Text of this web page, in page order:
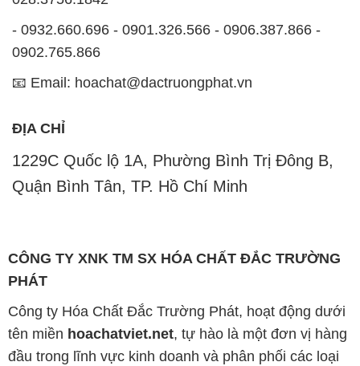
- 0932.660.696 - 0901.326.566 - 0906.387.866 -
0902.765.866
📧 Email: hoachat@dactruongphat.vn
ĐỊA CHỈ
1229C Quốc lộ 1A, Phường Bình Trị Đông B,
Quận Bình Tân, TP. Hồ Chí Minh
CÔNG TY XNK TM SX HÓA CHẤT ĐẮC TRƯỜNG
PHÁT
Công ty Hóa Chất Đắc Trường Phát, hoạt động dưới
tên miền hoachatviet.net, tự hào là một đơn vị hàng
đầu trong lĩnh vực kinh doanh và phân phối các loại